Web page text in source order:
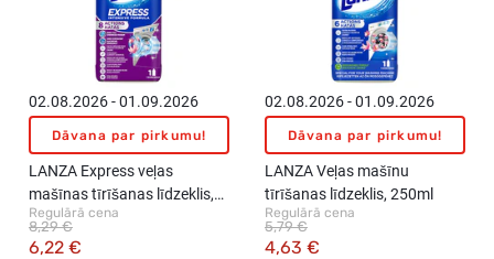
02.08.2026 - 01.09.2026
Dāvana par pirkumu!
LANZA Express veļas
mašīnas tīrīšanas līdzeklis,
250ml
Regulārā cena
6,22 €
8,29 €
02.08.2026 - 01.09.2026
Dāvana par pirkumu!
LANZA Veļas mašīnu
tīrīšanas līdzeklis, 250ml
Regulārā cena
4,63 €
5,79 €